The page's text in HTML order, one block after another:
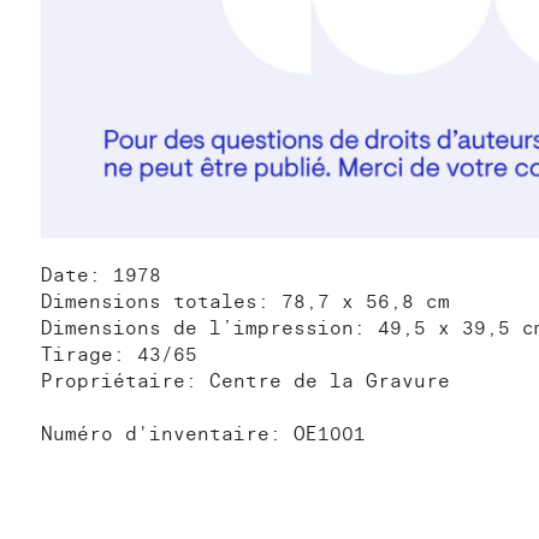
Date: 1978
Dimensions totales: 78,7 x 56,8 cm
Dimensions de l’impression: 49,5 x 39,5
Tirage: 43/65
Propriétaire: Centre de la Gravure
Numéro d'inventaire: OE1001